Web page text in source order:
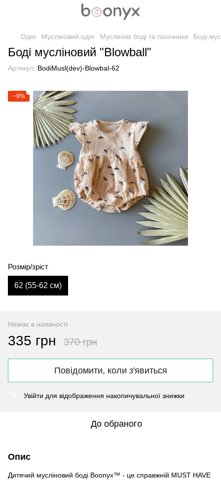
Одяг Мусліновий одяг Муслінові боді та пісочники Боді
Боді мусліновий "Blowball"
Артикул: BodiMusl(dev)-Blowbal-62
−9%
Розмір/зріст
62 (55-62 см)
Немає в наявності
335 грн 370 грн
Повідомити, коли з'явиться
Увійти для відображення накопичувальної знижки
До обраного
Опис
Дитячий мусліновий боді Boonyx™ - це справжній MUST HAVE